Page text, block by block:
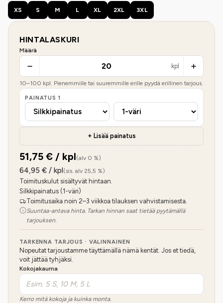
XS
S M L XL 2XL 3XL
HINTALASKURI
Määrä
kpl
10–100 kpl. Pienemmille tai suuremmille erille pyydä erillinen tarjous.
PAINATUS 1
+ Lisää painatus
51,75 € / kpl(alv 0 %)
64,95 € / kpl(sis. alv 25,5 %)
Toimituskulut sisältyvät hintaan.
Silkkipainatus (1-väri)
Toimitusaika noin 2–3 viikkoa tilauksen vahvistamisesta.
Suuntaa-antava hinta. Tarkan hinnan saat tietää pyytämällä
tarjouksen.
TARKENNA TARJOUS · VALINNAINEN
Nopeutat tarjoustamme täyttämällä nämä kentät. Jos et tiedä,
voit jättää tyhjäksi.
Kokojakauma
Kerro mitä kokoja ja kuinka monta.